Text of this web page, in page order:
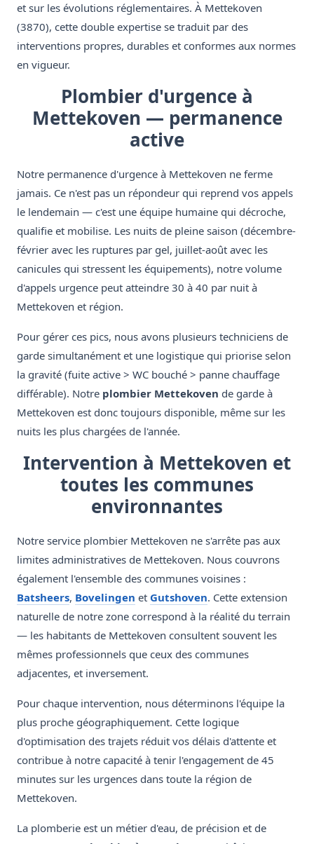
et sur les évolutions réglementaires. À Mettekoven
(3870), cette double expertise se traduit par des
interventions propres, durables et conformes aux normes
en vigueur.
Plombier d'urgence à
Mettekoven — permanence
active
Notre permanence d'urgence à Mettekoven ne ferme
jamais. Ce n'est pas un répondeur qui reprend vos appels
le lendemain — c'est une équipe humaine qui décroche,
qualifie et mobilise. Les nuits de pleine saison (décembre-
février avec les ruptures par gel, juillet-août avec les
canicules qui stressent les équipements), notre volume
d'appels urgence peut atteindre 30 à 40 par nuit à
Mettekoven et région.
Pour gérer ces pics, nous avons plusieurs techniciens de
garde simultanément et une logistique qui priorise selon
la gravité (fuite active > WC bouché > panne chauffage
différable). Notre plombier Mettekoven de garde à
Mettekoven est donc toujours disponible, même sur les
nuits les plus chargées de l'année.
Intervention à Mettekoven et
toutes les communes
environnantes
Notre service plombier Mettekoven ne s'arrête pas aux
limites administratives de Mettekoven. Nous couvrons
également l'ensemble des communes voisines :
Batsheers, Bovelingen et Gutshoven. Cette extension
naturelle de notre zone correspond à la réalité du terrain
— les habitants de Mettekoven consultent souvent les
mêmes professionnels que ceux des communes
adjacentes, et inversement.
Pour chaque intervention, nous déterminons l'équipe la
plus proche géographiquement. Cette logique
d'optimisation des trajets réduit vos délais d'attente et
contribue à notre capacité à tenir l'engagement de 45
minutes sur les urgences dans toute la région de
Mettekoven.
La plomberie est un métier d'eau, de précision et de